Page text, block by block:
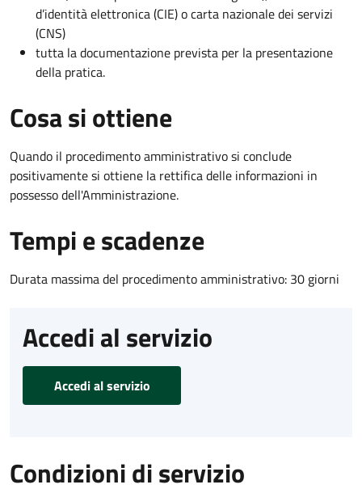
d’identità elettronica (CIE) o carta nazionale dei servizi
(CNS)
tutta la documentazione prevista per la presentazione
della pratica.
Cosa si ottiene
Quando il procedimento amministrativo si conclude
positivamente si ottiene la rettifica delle informazioni in
possesso dell'Amministrazione.
Tempi e scadenze
Durata massima del procedimento amministrativo: 30 giorni
Accedi al servizio
Accedi al servizio
Condizioni di servizio